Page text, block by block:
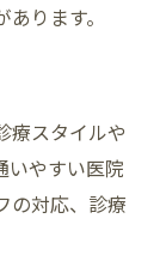
ります。
療スタイルや
いやすい医院
の対応、診療